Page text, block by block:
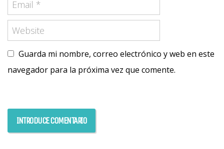
Guarda mi nombre, correo electrónico y web en este
navegador para la próxima vez que comente.